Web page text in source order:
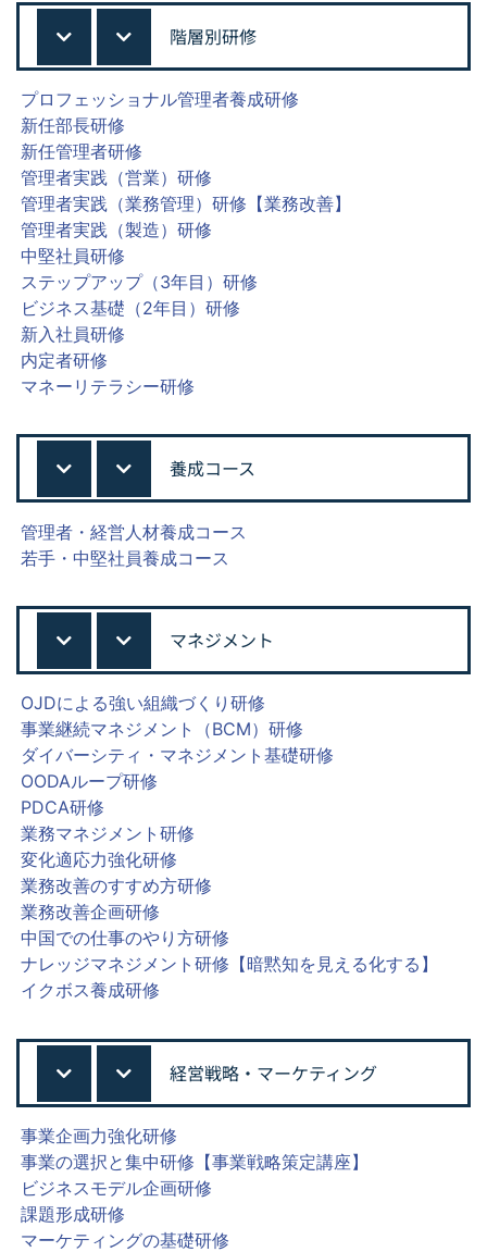
階層別研修
プロフェッショナル管理者養成研修
新任部長研修
新任管理者研修
管理者実践（営業）研修
管理者実践（業務管理）研修【業務改善】
管理者実践（製造）研修
中堅社員研修
ステップアップ（3年目）研修
ビジネス基礎（2年目）研修
新入社員研修
内定者研修
マネーリテラシー研修
養成コース
管理者・経営人材養成コース
若手・中堅社員養成コース
マネジメント
OJDによる強い組織づくり研修
事業継続マネジメント（BCM）研修
ダイバーシティ・マネジメント基礎研修
OODAループ研修
PDCA研修
業務マネジメント研修
変化適応力強化研修
業務改善のすすめ方研修
業務改善企画研修
中国での仕事のやり方研修
ナレッジマネジメント研修【暗黙知を見える化する】
イクボス養成研修
経営戦略・マーケティング
事業企画力強化研修
事業の選択と集中研修【事業戦略策定講座】
ビジネスモデル企画研修
課題形成研修
マーケティングの基礎研修